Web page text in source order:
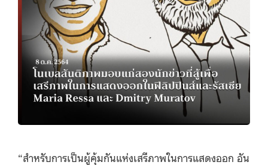
“สำหรับการเป็นผู้คุ้มกันแห่งเสรีภาพในการแสดงออก อัน